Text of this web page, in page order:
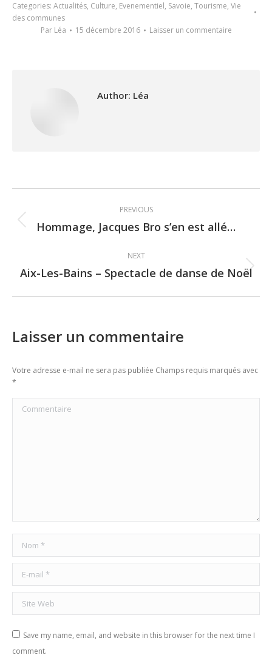
Categories: Actualités, Culture, Evenementiel, Savoie, Tourisme, Vie
des communes
Par Léa 15 décembre 2016 Laisser un commentaire
Author: Léa
navigation
PREVIOUS
Previous
Hommage, Jacques Bro s’en est allé…
NEXT
Next
Aix-Les-Bains – Spectacle de danse de Noël
Laisser un commentaire
Votre adresse e-mail ne sera pas publiée Champs requis marqués avec
*
Commentaire
Nom *
E-mail *
Site Web
Save my name, email, and website in this browser for the next time I
comment.